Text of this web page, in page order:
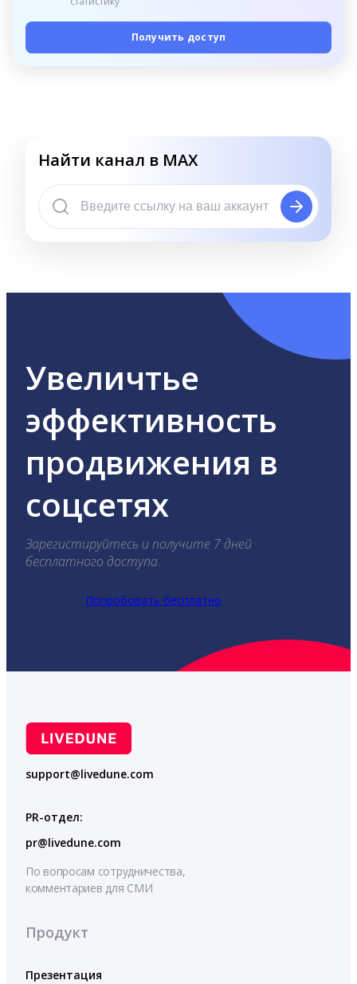
Получить доступ
Найти канал в MAX
Увеличтье
эффективность
продвижения в
соцсетях
Зарегистируйтесь и получите 7 дней
бесплатного доступа.
Попробовать бесплатно
support@livedune.com
PR-отдел:
pr@livedune.com
По вопросам сотрудничества,
комментариев для СМИ
Продукт
Презентация